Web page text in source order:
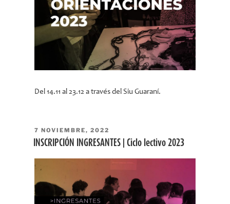
Del 14.11 al 23.12 a través del Siu Guaraní.
PUBLICADO
EL
7 NOVIEMBRE, 2022
INSCRIPCIÓN INGRESANTES | Ciclo lectivo 2023